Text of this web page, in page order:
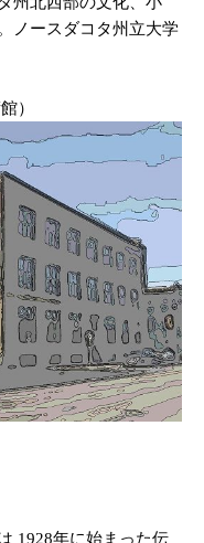
ノースダコタ州立大学
）
1928年に始まった伝